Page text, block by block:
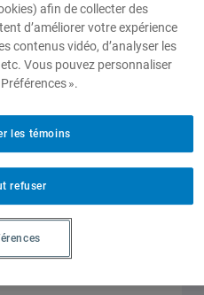
du coltan
afin de collecter des
d’améliorer votre expérience
contenus vidéo, d’analyser les
Vous pouvez personnaliser
».
refuser
les témoins